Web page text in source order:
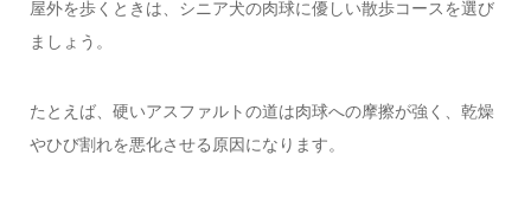
屋外を歩くときは、シニア犬の肉球に優しい散歩コースを選び
ましょう。
たとえば、硬いアスファルトの道は肉球への摩擦が強く、乾燥
やひび割れを悪化させる原因になります。